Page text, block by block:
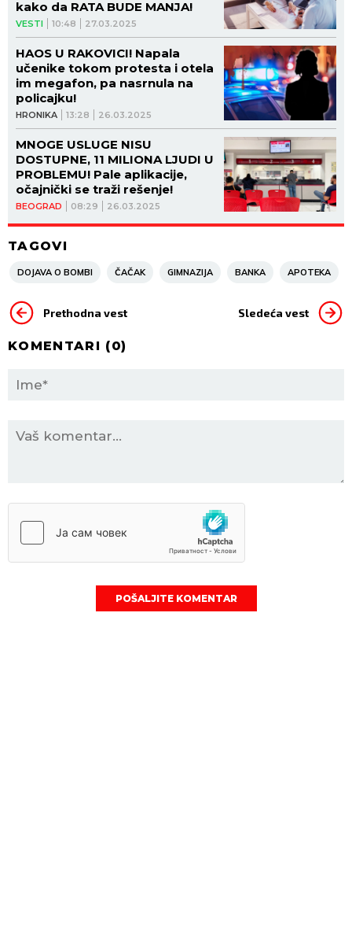
VESTI 10:48 27.03.2025
kako da RATA BUDE MANJA!
HRONIKA 13:28 26.03.2025
HAOS U RAKOVICI! Napala
učenike tokom protesta i otela
im megafon, pa nasrnula na
policajku!
BEOGRAD 08:29 26.03.2025
MNOGE USLUGE NISU
DOSTUPNE, 11 MILIONA LJUDI U
PROBLEMU! Pale aplikacije,
očajnički se traži rešenje!
TAGOVI
DOJAVA O BOMBI ČAČAK GIMNAZIJA BANKA APOTEKA
Prethodna vest Sledeća vest
KOMENTARI (0)
POŠALJITE KOMENTAR